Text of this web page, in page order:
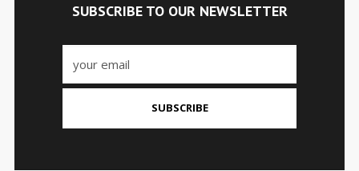
SUBSCRIBE TO OUR NEWSLETTER
SUBSCRIBE